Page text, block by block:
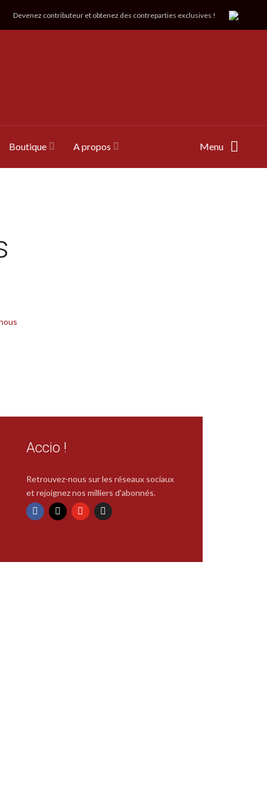
Devenez contributeur et obtenez des contreparties exclusives !
Boutique A propos Menu
Accio !
Retrouvez-nous sur les réseaux sociaux
et rejoignez nos milliers d'abonnés.